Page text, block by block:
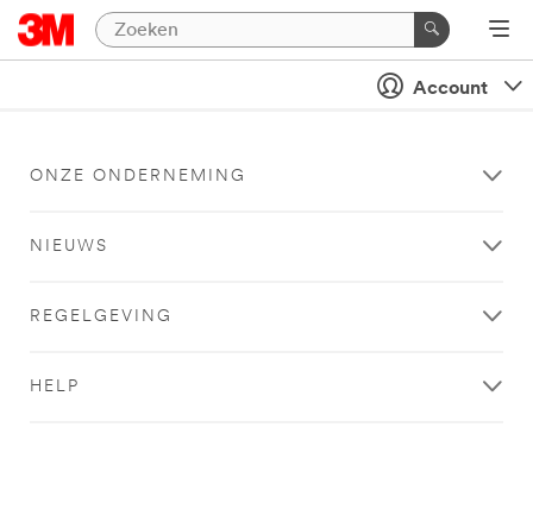
Account
ONZE ONDERNEMING
NIEUWS
REGELGEVING
HELP